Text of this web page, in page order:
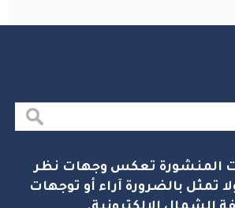
المنشورة تعكس وجهات نظر
تمثل بالضرورة آراء أو توجهات